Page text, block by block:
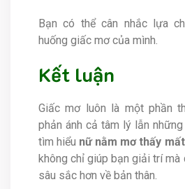
Bạn có thể cân nhắc lựa
huống giấc mơ của mình.
Kết luận
Giấc mơ luôn là một phần
phản ánh cả tâm lý lẫn
tìm hiểu nữ nằm mơ thấy
không chỉ giúp bạn giải trí mà
sâu sắc hơn về bản thân.